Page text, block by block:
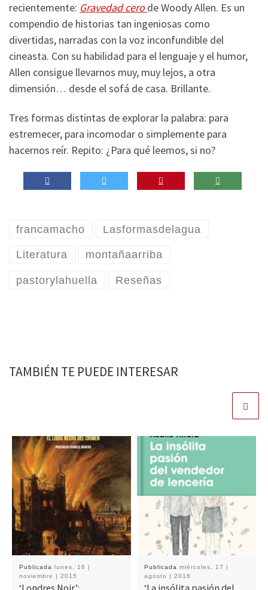
recientemente: Gravedad cero de Woody Allen. Es un
compendio de historias tan ingeniosas como
divertidas, narradas con la voz inconfundible del
cineasta. Con su habilidad para el lenguaje y el humor,
Allen consigue llevarnos muy, muy lejos, a otra
dimensión… desde el sofá de casa. Brillante.
Tres formas distintas de explorar la palabra: para
estremecer, para incomodar o simplemente para
hacernos reír. Repito: ¿Para qué leemos, si no?
francamacho Lasformasdelagua
Literatura montañaarriba
pastorylahuella Reseñas
TAMBIÉN TE PUEDE INTERESAR
Publicada lunes, 16 |
noviembre | 2015
‘Londres Noir’:
Publicada miércoles, 17 |
agosto | 2016
‘La insólita pasión del